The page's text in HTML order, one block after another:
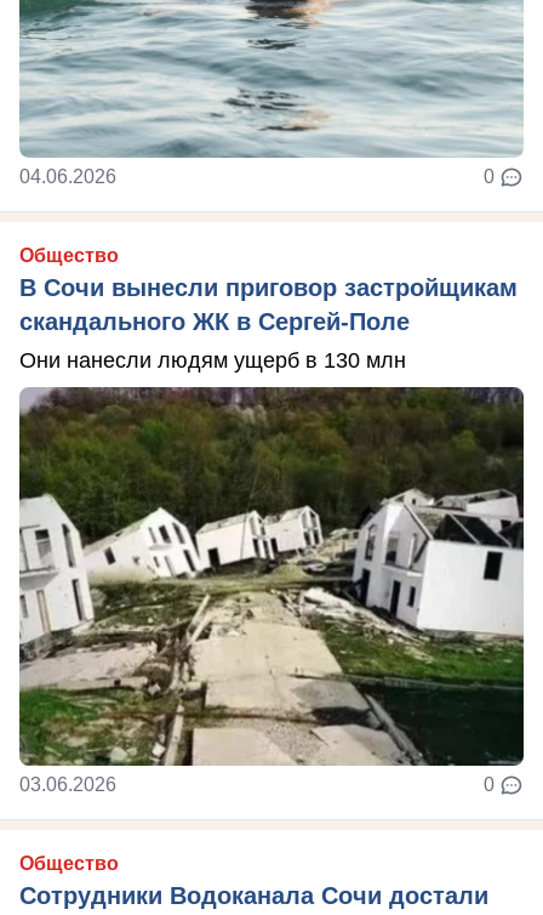
04.06.2026 0
Общество
В Сочи вынесли приговор застройщикам
скандального ЖК в Сергей-Поле
Они нанесли людям ущерб в 130 млн
03.06.2026 0
Общество
Сотрудники Водоканала Сочи достали